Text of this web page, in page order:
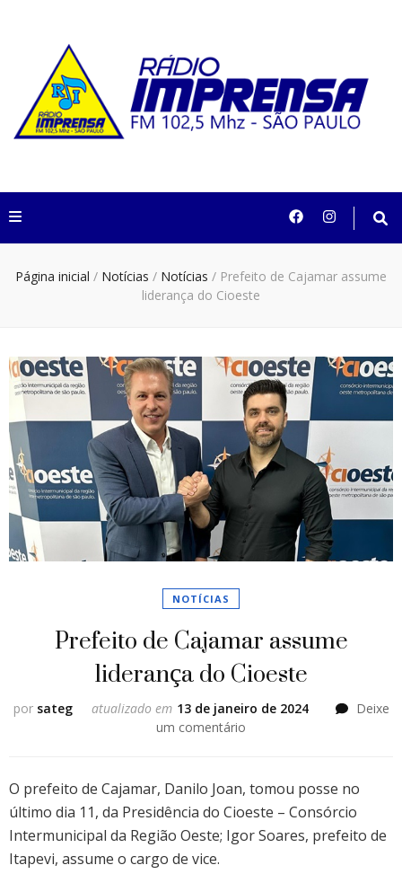
Rádio Imprensa
102,5 São Paulo
Página inicial / Notícias / Notícias / Prefeito de Cajamar assume
liderança do Cioeste
NOTÍCIAS
Prefeito de Cajamar assume
liderança do Cioeste
por sateg atualizado em 13 de janeiro de 2024
Deixe
um comentário
Cajamar
liderança
do
O prefeito de Cajamar, Danilo Joan, tomou posse no
último dia 11, da Presidência do Cioeste – Consórcio
Intermunicipal da Região Oeste; Igor Soares, prefeito de
Itapevi, assume o cargo de vice.